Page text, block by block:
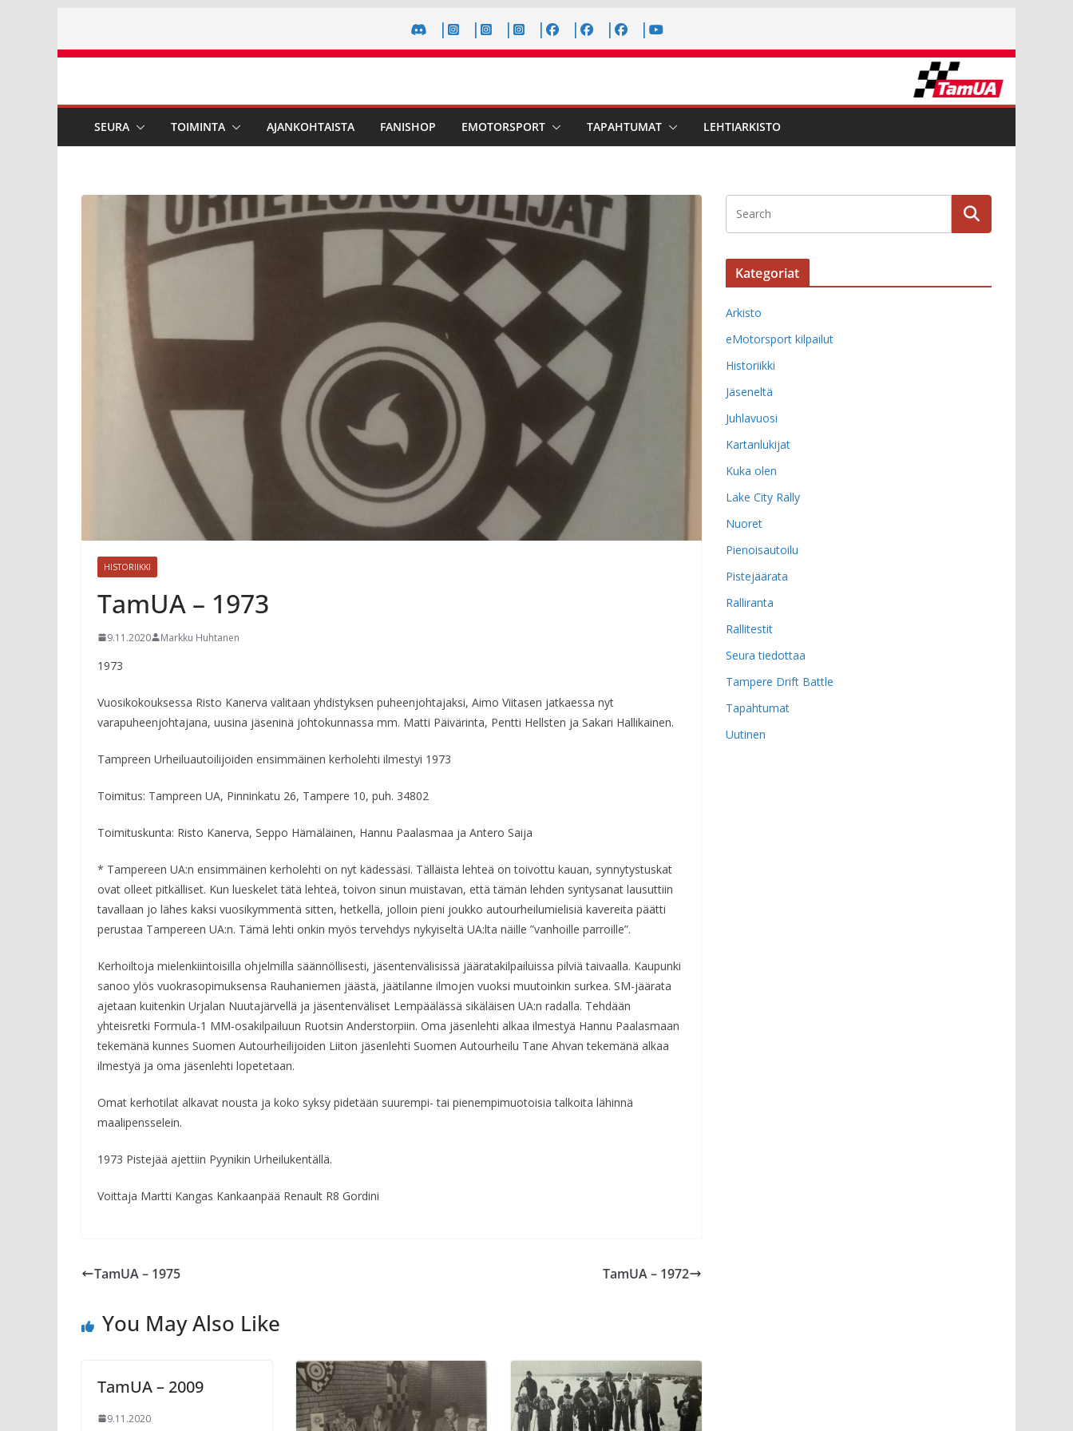
content
SEURA TOIMINTA AJANKOHTAISTA FANISHOP EMOTORSPORT TAPAHTUMAT LEHTIARKISTO
HISTORIIKKI
TamUA – 1973
9.11.2020 Markku Huhtanen
1973
Vuosikokouksessa Risto Kanerva valitaan yhdistyksen puheenjohtajaksi, Aimo Viitasen jatkaessa nyt
varapuheenjohtajana, uusina jäseninä johtokunnassa mm. Matti Päivärinta, Pentti Hellsten ja Sakari Hallikainen.
Tampreen Urheiluautoilijoiden ensimmäinen kerholehti ilmestyi 1973
Toimitus: Tampreen UA, Pinninkatu 26, Tampere 10, puh. 34802
Toimituskunta: Risto Kanerva, Seppo Hämäläinen, Hannu Paalasmaa ja Antero Saija
* Tampereen UA:n ensimmäinen kerholehti on nyt kädessäsi. Tälläista lehteä on toivottu kauan, synnytystuskat
ovat olleet pitkälliset. Kun lueskelet tätä lehteä, toivon sinun muistavan, että tämän lehden syntysanat lausuttiin
tavallaan jo lähes kaksi vuosikymmentä sitten, hetkellä, jolloin pieni joukko autourheilumielisiä kavereita päätti
perustaa Tampereen UA:n. Tämä lehti onkin myös tervehdys nykyiseltä UA:lta näille ”vanhoille parroille”.
Kerhoiltoja mielenkiintoisilla ohjelmilla säännöllisesti, jäsentenvälisissä jääratakilpailuissa pilviä taivaalla. Kaupunki
sanoo ylös vuokrasopimuksensa Rauhaniemen jäästä, jäätilanne ilmojen vuoksi muutoinkin surkea. SM-jäärata
ajetaan kuitenkin Urjalan Nuutajärvellä ja jäsentenväliset Lempäälässä sikäläisen UA:n radalla. Tehdään
yhteisretki Formula-1 MM-osakilpailuun Ruotsin Anderstorpiin. Oma jäsenlehti alkaa ilmestyä Hannu Paalasmaan
tekemänä kunnes Suomen Autourheilijoiden Liiton jäsenlehti Suomen Autourheilu Tane Ahvan tekemänä alkaa
ilmestyä ja oma jäsenlehti lopetetaan.
Omat kerhotilat alkavat nousta ja koko syksy pidetään suurempi- tai pienempimuotoisia talkoita lähinnä
maalipensselein.
1973 Pistejää ajettiin Pyynikin Urheilukentällä.
Voittaja Martti Kangas Kankaanpää Renault R8 Gordini
TamUA – 1975 TamUA – 1972
You May Also Like
TamUA – 2009
9.11.2020
Kategoriat
Arkisto
eMotorsport kilpailut
Historiikki
Jäseneltä
Juhlavuosi
Kartanlukijat
Kuka olen
Lake City Rally
Nuoret
Pienoisautoilu
Pistejäärata
Ralliranta
Rallitestit
Seura tiedottaa
Tampere Drift Battle
Tapahtumat
Uutinen